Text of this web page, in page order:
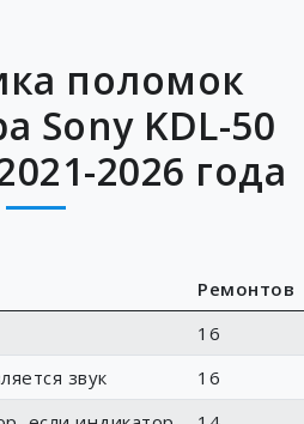
поломок
Sony KDL-50
2026 года
Ремонтов
16
звук
16